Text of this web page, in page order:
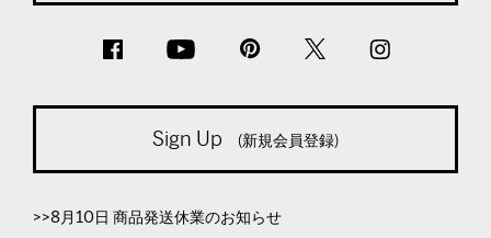
Sign Up (新規会員登録)
>>8月10日 商品発送休業のお知らせ